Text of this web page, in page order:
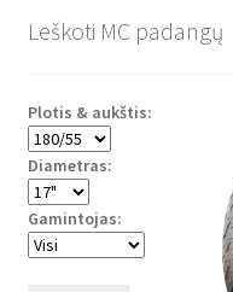
Leškoti MC padangų
Plotis & aukštis:
Diametras:
Gamintojas: